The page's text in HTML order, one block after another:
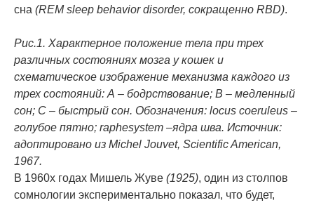
сна (REMsleep behaviordisorder, сокращенно RBD).
Рис.1. Характерное положение тела при трех
различных состояниях мозга у кошек и
схематическое изображение механизма каждого из
трех состояний: А – бодрствование; В – медленный
сон; С – быстрый сон. Обозначения: locus coeruleus –
голубое пятно; raphesystem –ядра шва. Источник:
адоптировано из Michel Jouvet, Scientific American,
1967.
В 1960х годах Мишель Жуве (1925), один из столпов
сомнологии экспериментально показал, что будет,